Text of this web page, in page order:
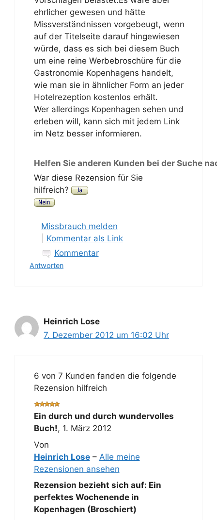
ehrlicher gewesen und hätte
Missverständnissen vorgebeugt, wenn
auf der Titelseite darauf hingewiesen
würde, dass es sich bei diesem Buch
um eine reine Werbebroschüre für die
Gastronomie Kopenhagens handelt,
wie man sie in ähnlicher Form an jeder
Hotelrezeption kostenlos erhält.
Wer allerdings Kopenhagen sehen und
erleben will, kann sich mit jedem Link
im Netz besser informieren.
Helfen Sie anderen Kunden bei der Suche
War diese Rezension für Sie
hilfreich?
Missbrauch melden
Kommentar als Link
Kommentar
Antworten
Heinrich Lose
7. Dezember 2012 um 16:02 Uhr
6 von 7 Kunden fanden die folgende
Rezension hilfreich
Ein durch und durch wundervolles
Buch!, 1. März 2012
Von
Heinrich Lose– Alle meine
Rezensionen ansehen
Rezension bezieht sich auf: Ein
perfektes Wochenende in
Kopenhagen (Broschiert)